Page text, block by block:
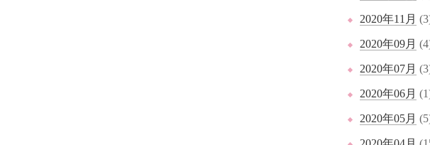
2020年11月
2020年09月
2020年07月
2020年06月
2020年05月